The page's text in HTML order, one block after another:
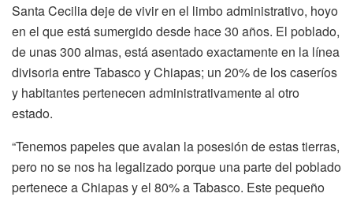
Santa Cecilia deje de vivir en el limbo administrativo, hoyo
en el que está sumergido desde hace 30 años. El poblado,
de unas 300 almas, está asentado exactamente en la línea
divisoria entre Tabasco y Chiapas; un 20% de los caseríos
y habitantes pertenecen administrativamente al otro
estado.
“Tenemos papeles que avalan la posesión de estas tierras,
pero no se nos ha legalizado porque una parte del poblado
pertenece a Chiapas y el 80% a Tabasco. Este pequeño